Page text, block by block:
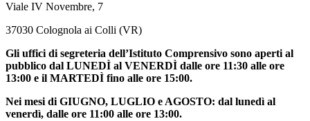
Viale IV Novembre, 7
37030 Colognola ai Colli (VR)
Gli uffici di segreteria dell’Istituto Comprensivo sono aperti al
pubblico dal LUNEDÌ al VENERDÌ dalle ore 11:30 alle ore
13:00 e il MARTEDÌ fino alle ore 15:00.
Nei mesi di GIUGNO, LUGLIO e AGOSTO: dal lunedì al
venerdì, dalle ore 11:00 alle ore 13:00.